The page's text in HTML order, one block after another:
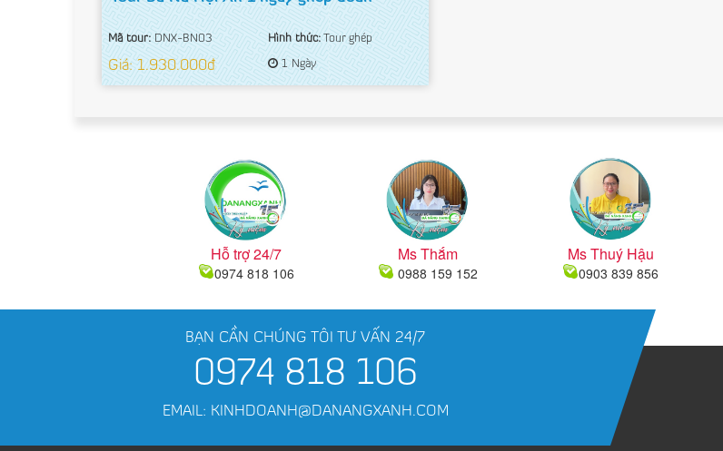
Mã tour:DNX-BN03 Hình thức:Tour ghép
Giá: 1.930.000đ 1 Ngày
Hỗ trợ 24/7
0974 818 106
Ms Thắm
0988 159 152
Ms Thuý Hậu
0903 839 856
BẠN CẦN CHÚNG TÔI TƯ VẤN 24/7
0974 818 106
EMAIL: KINHDOANH@DANANGXANH.COM